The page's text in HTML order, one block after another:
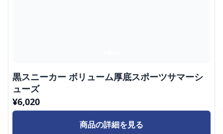
黒スニーカー ボリューム厚底スポーツサマーシ
ューズ
¥6,020
商品の詳細を見る